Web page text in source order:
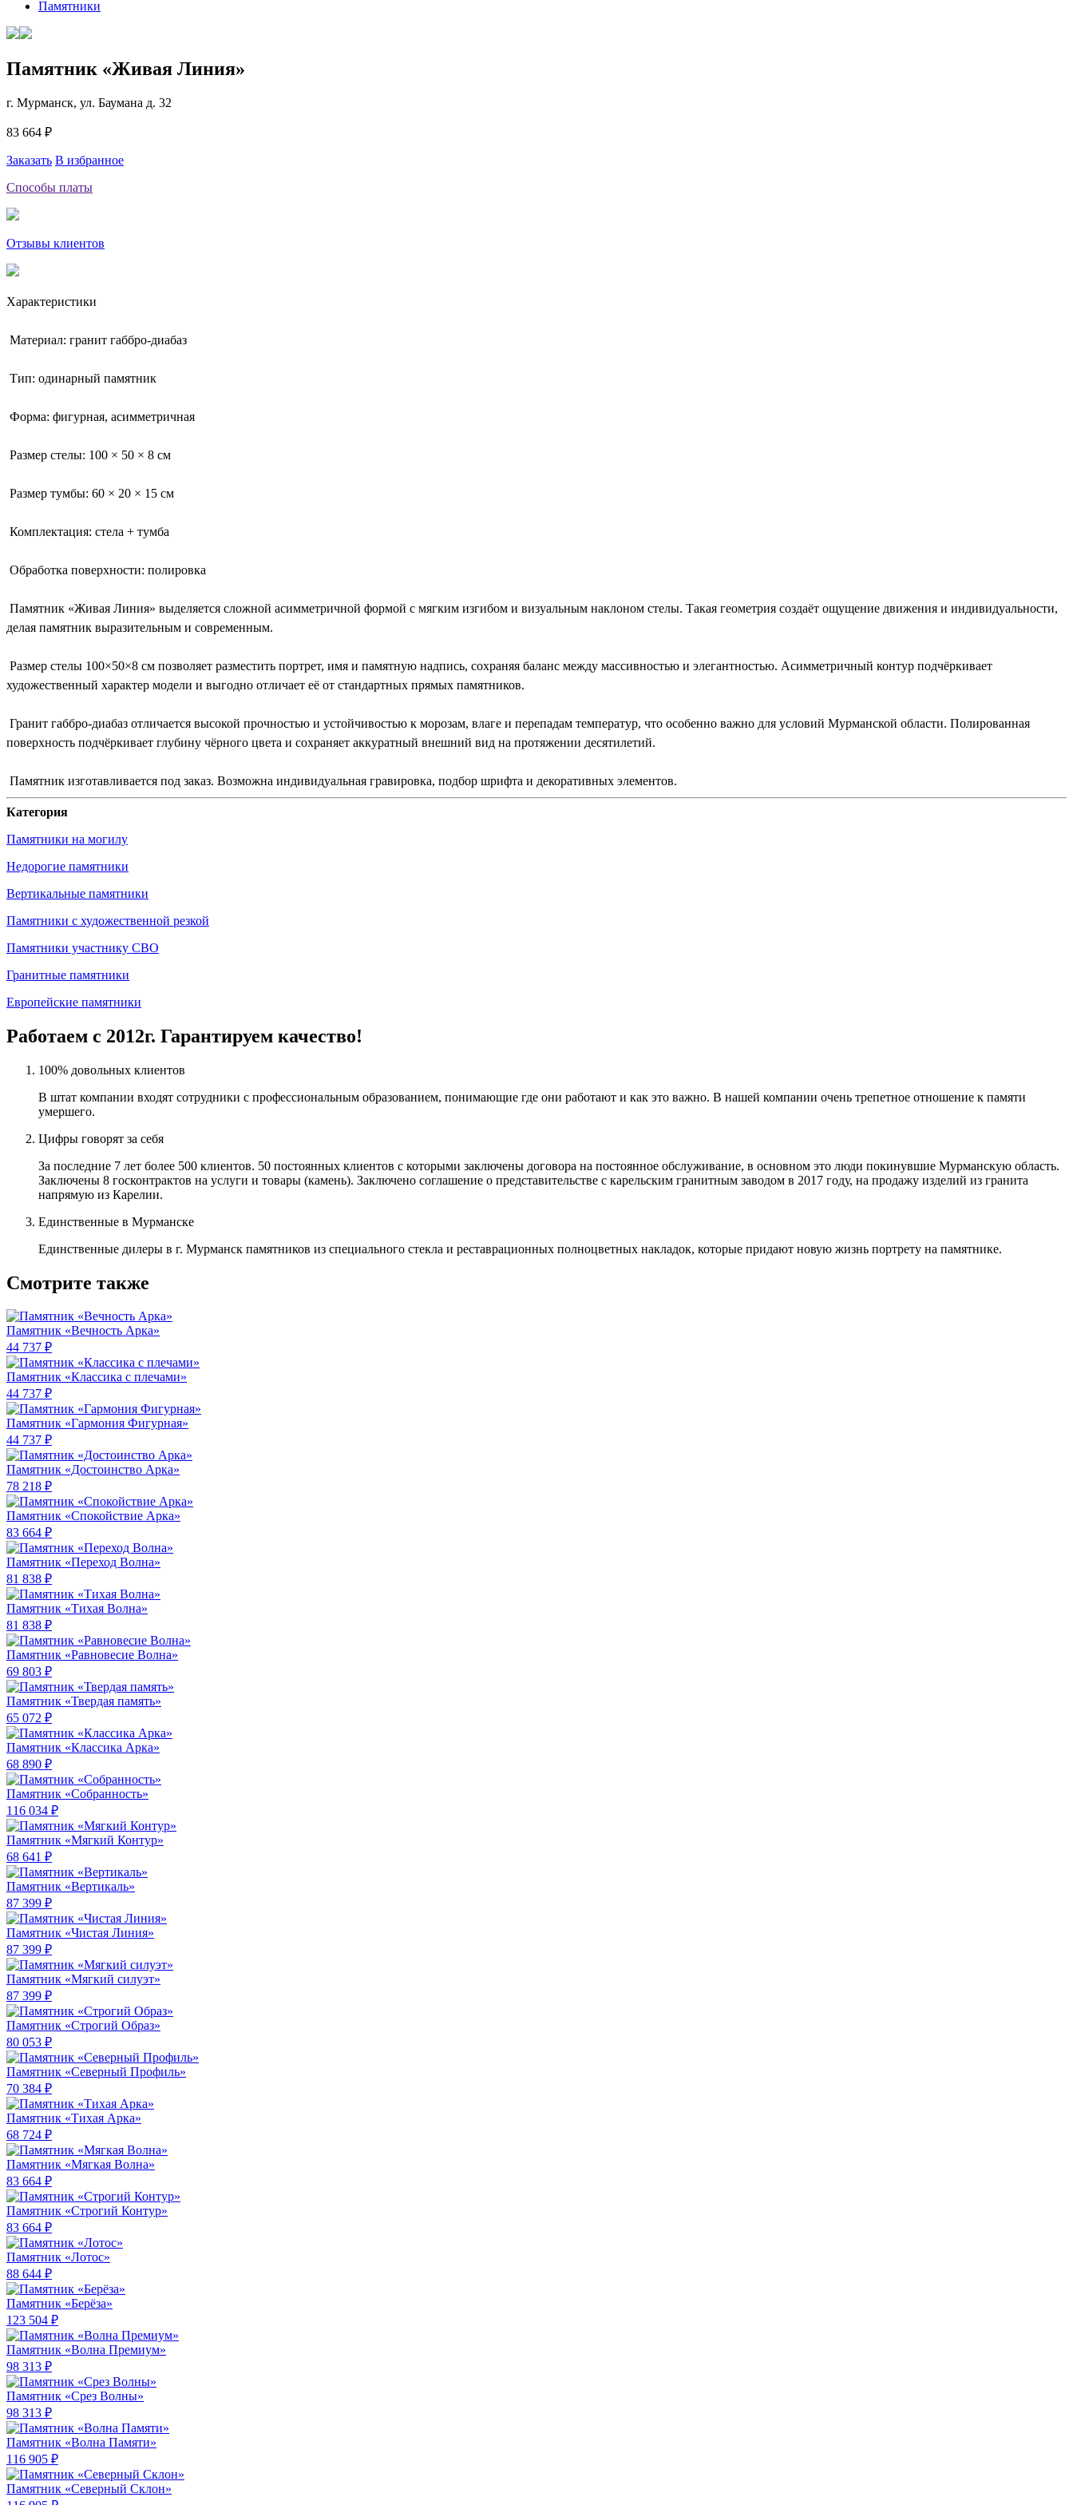
Памятники
Памятник «Живая Линия»
г. Мурманск, ул. Баумана д. 32
83 664 ₽
Заказать В избранное
Способы платы
Отзывы клиентов
Характеристики
Материал: гранит габбро-диабаз
Тип: одинарный памятник
Форма: фигурная, асимметричная
Размер стелы: 100 × 50 × 8 см
Размер тумбы: 60 × 20 × 15 см
Комплектация: стела + тумба
Обработка поверхности: полировка
Памятник «Живая Линия» выделяется сложной асимметричной формой с мягким изгибом и визуальным наклоном стелы. Такая геометрия создаёт ощущение движения и индивидуальности,
делая памятник выразительным и современным.
Размер стелы 100×50×8 см позволяет разместить портрет, имя и памятную надпись, сохраняя баланс между массивностью и элегантностью. Асимметричный контур подчёркивает
художественный характер модели и выгодно отличает её от стандартных прямых памятников.
Гранит габбро-диабаз отличается высокой прочностью и устойчивостью к морозам, влаге и перепадам температур, что особенно важно для условий Мурманской области. Полированная
поверхность подчёркивает глубину чёрного цвета и сохраняет аккуратный внешний вид на протяжении десятилетий.
Памятник изготавливается под заказ. Возможна индивидуальная гравировка, подбор шрифта и декоративных элементов.
Категория
Памятники на могилу
Недорогие памятники
Вертикальные памятники
Памятники с художественной резкой
Памятники участнику СВО
Гранитные памятники
Европейские памятники
Работаем с 2012г. Гарантируем качество!
100% довольных клиентов
В штат компании входят сотрудники с профессиональным образованием, понимающие где они работают и как это важно. В нашей компании очень трепетное отношение к памяти
умершего.
Цифры говорят за себя
За последние 7 лет более 500 клиентов. 50 постоянных клиентов с которыми заключены договора на постоянное обслуживание, в основном это люди покинувшие Мурманскую область.
Заключены 8 госконтрактов на услуги и товары (камень). Заключено соглашение о представительстве с карельским гранитным заводом в 2017 году, на продажу изделий из гранита
напрямую из Карелии.
Единственные в Мурманске
Единственные дилеры в г. Мурманск памятников из специального стекла и реставрационных полноцветных накладок, которые придают новую жизнь портрету на памятнике.
Смотрите также
Памятник «Вечность Арка»
44 737 ₽
Памятник «Классика c плечами»
44 737 ₽
Памятник «Гармония Фигурная»
44 737 ₽
Памятник «Достоинство Арка»
78 218 ₽
Памятник «Спокойствие Арка»
83 664 ₽
Памятник «Переход Волна»
81 838 ₽
Памятник «Тихая Волна»
81 838 ₽
Памятник «Равновесие Волна»
69 803 ₽
Памятник «Твердая память»
65 072 ₽
Памятник «Классика Арка»
68 890 ₽
Памятник «Собранность»
116 034 ₽
Памятник «Мягкий Контур»
68 641 ₽
Памятник «Вертикаль»
87 399 ₽
Памятник «Чистая Линия»
87 399 ₽
Памятник «Мягкий силуэт»
87 399 ₽
Памятник «Строгий Образ»
80 053 ₽
Памятник «Северный Профиль»
70 384 ₽
Памятник «Тихая Арка»
68 724 ₽
Памятник «Мягкая Волна»
83 664 ₽
Памятник «Строгий Контур»
83 664 ₽
Памятник «Лотос»
88 644 ₽
Памятник «Берёза»
123 504 ₽
Памятник «Волна Премиум»
98 313 ₽
Памятник «Срез Волны»
98 313 ₽
Памятник «Волна Памяти»
116 905 ₽
Памятник «Северный Склон»